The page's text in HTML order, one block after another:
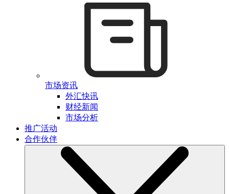
市场资讯
外汇快讯
财经新闻
市场分析
推广活动
合作伙伴